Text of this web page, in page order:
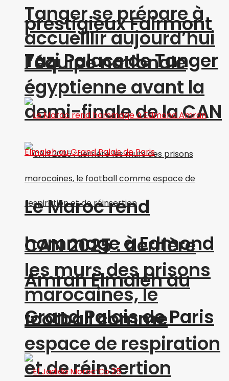
Tanger se prépare à
accueillir aujourd’hui
l’équipe nationale
égyptienne avant la
demi-finale de la CAN
CAN 2025 : derrière
les murs des prisons
marocaines, le
football comme
espace de respiration
et de réinsertion
prestigieux Fairmont
Tazi Palace de Tanger
Le Maroc rend
hommage à Edmond
Amran Elmaleh au
Grand Palais de Paris